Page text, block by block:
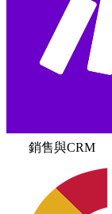
銷售與CRM